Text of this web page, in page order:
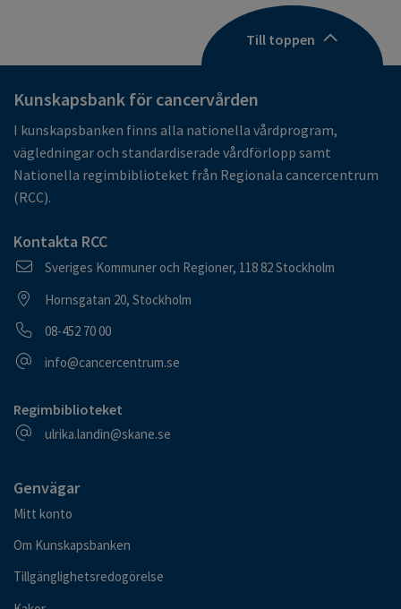
Till toppen
Kunskapsbank för cancervården
I kunskapsbanken finns alla nationella vårdprogram,
vägledningar och standardiserade vårdförlopp samt
Nationella regimbiblioteket från Regionala cancercentrum
(RCC).
Kontakta RCC
Postadress
Sveriges Kommuner och Regioner, 118 82 Stockholm
Besöksadress
Hornsgatan 20, Stockholm
Telefonnummer
08-452 70 00
E-postadress
info@cancercentrum.se
Regimbiblioteket
E-postadress
ulrika.landin@skane.se
Genvägar
Mitt konto
Om Kunskapsbanken
Tillgänglighetsredogörelse